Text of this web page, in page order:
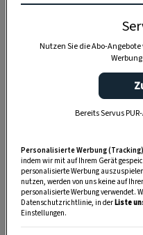
Nutzen Sie die Abo-
Bereits Servus
Personalisierte Werbung
indem wir mit auf Ihrem Gerät
personalisierte Werbung
nutzen, werden von uns keine auf
personalisierte Werbung verwendet.
Datenschutzrichtlinie, in derListe
Einstellungen.